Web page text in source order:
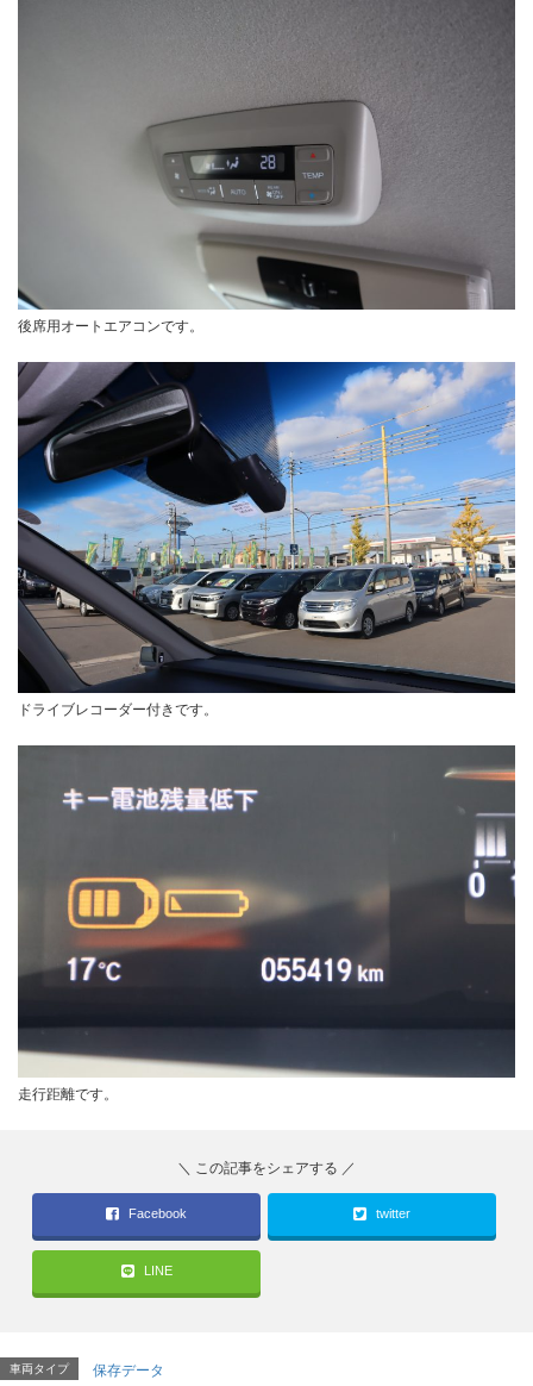
後席用オートエアコンです。
ドライブレコーダー付きです。
走行距離です。
Facebook twitter
LINE
車両タイプ 保存データ